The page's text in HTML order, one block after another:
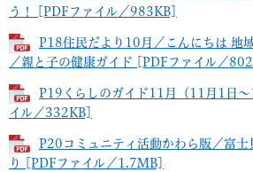
う！ [PDFファイル／983KB]
P18住民だより10月／こんにちは 地
／親と子の健康ガイド [PDFファイル／
P19くらしのガイド11月（11月1日
イル／332KB]
P20コミュニティ活動かわら版／富士
り [PDFファイル／1.7MB]